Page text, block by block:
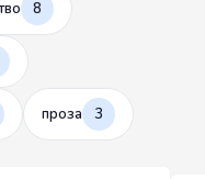
8
проза 3